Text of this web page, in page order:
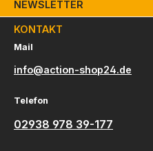
NEWSLETTER
KONTAKT
Mail
info@action-shop24.de
Telefon
02938 978 39-177